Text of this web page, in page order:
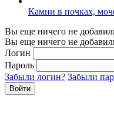
Камни в почках,
Вы еще ничего не
Вы еще ничего не
Логин
Пароль
Забыли логин? Забыли